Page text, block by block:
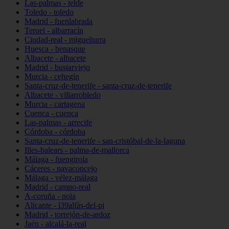
Las-palmas - telde
Toledo - toledo
Madrid - fuenlabrada
Teruel - albarracín
Ciudad-real - miguelturra
Huesca - benasque
Albacete - albacete
Madrid - bustarviejo
Murcia - cehegín
Santa-cruz-de-tenerife - santa-cruz-de-tenerife
Albacete - villarrobledo
Murcia - cartagena
Cuenca - cuenca
Las-palmas - arrecife
Córdoba - córdoba
Santa-cruz-de-tenerife - san-cristóbal-de-la-laguna
Illes-balears - palma-de-mallorca
Málaga - fuengirola
Cáceres - navaconcejo
Málaga - vélez-málaga
Madrid - campo-real
A-coruña - noia
Alicante - l39alfàs-del-pi
Madrid - torrejón-de-ardoz
Jaén - alcalá-la-real